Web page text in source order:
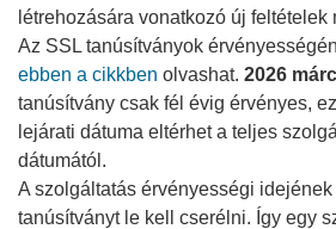
létrehozására vonatkozó új feltételek
Az SSL tanúsítványok
ebben a cikkben olvashat. 2026
tanúsítvány csak fél évig érvényes,
lejárati dátuma eltérhet a teljes
dátumától.
A szolgáltatás érvényességi
tanúsítványt le kell cserélni. Így egy